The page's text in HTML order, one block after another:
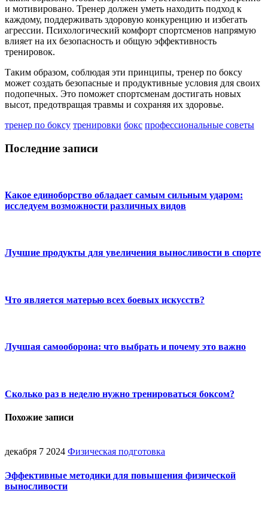
и мотивировано. Тренер должен уметь находить подход к
каждому, поддерживать здоровую конкуренцию и избегать
агрессии. Психологический комфорт спортсменов напрямую
влияет на их безопасность и общую эффективность
тренировок.
Таким образом, соблюдая эти принципы, тренер по боксу
может создать безопасные и продуктивные условия для своих
подопечных. Это поможет спортсменам достигать новых
высот, предотвращая травмы и сохраняя их здоровье.
тренер по боксу тренировки бокс профессиональные советы
Последние записи
Какое единоборство обладает самым сильным ударом:
исследуем возможности различных видов
Лучшие продукты для увеличения выносливости в спорте
Что является матерью всех боевых искусств?
Лучшая самооборона: что выбрать и почему это важно
Сколько раз в неделю нужно тренироваться боксом?
Похожие записи
декабря 7 2024 Физическая подготовка
Эффективные методики для повышения физической
выносливости